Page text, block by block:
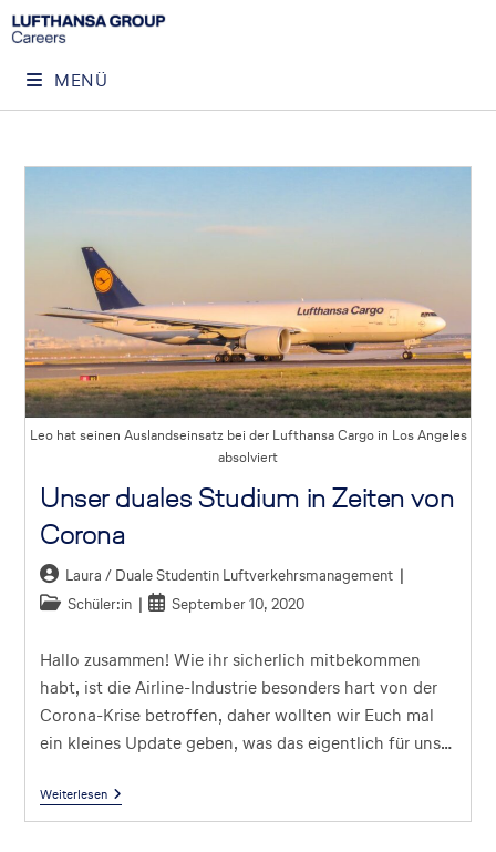
MENÜ
Leo hat seinen Auslandseinsatz bei der Lufthansa Cargo in Los Angeles
absolviert
Unser duales Studium in Zeiten von
Corona
Laura / Duale Studentin Luftverkehrsmanagement
Schüler:in
September 10, 2020
Hallo zusammen! Wie ihr sicherlich mitbekommen
habt, ist die Airline-Industrie besonders hart von der
Corona-Krise betroffen, daher wollten wir Euch mal
ein kleines Update geben, was das eigentlich für uns…
Weiterlesen